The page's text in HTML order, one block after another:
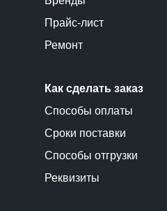
Прайс-лист
Ремонт
Как сделать заказ
Способы оплаты
Сроки поставки
Способы отгрузки
Реквизиты